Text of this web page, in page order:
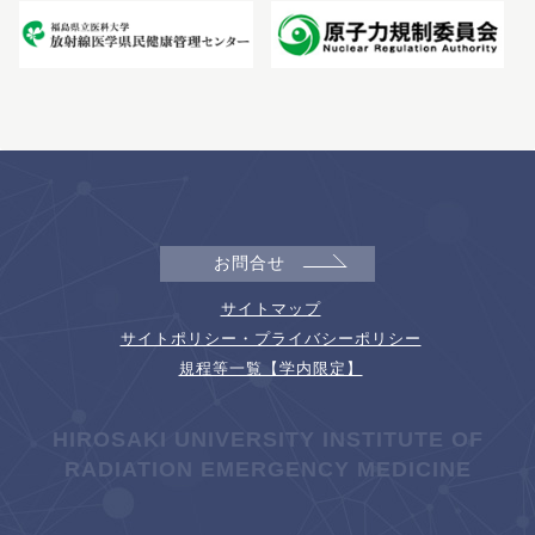
お問合せ
サイトマップ
サイトポリシー・プライバシーポリシー
規程等一覧【学内限定】
HIROSAKI UNIVERSITY INSTITUTE OF
RADIATION EMERGENCY MEDICINE